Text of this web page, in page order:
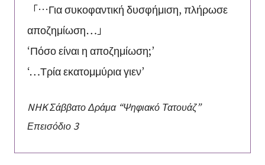
「…Για συκοφαντική δυσφήμιση, πλήρωσε
αποζημίωση…」
‘Πόσο είναι η αποζημίωση;’
‘…Τρία εκατομμύρια γιεν’
NHK Σάββατο Δράμα “Ψηφιακό Τατουάζ”
Επεισόδιο 3